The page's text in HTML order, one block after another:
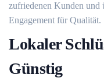
zufriedenen Kunden und
Engagement für Qualität.
Lokaler
Günstig